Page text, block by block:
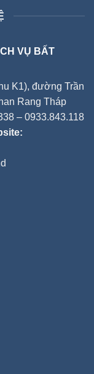
VỤ BẤT
K1), đường Trần
Rang Tháp
– 0933.843.118